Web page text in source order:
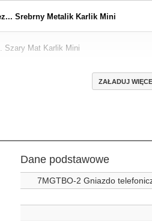
Srebrny Metalik Karlik Mini
Szary Mat Karlik Mini
ZAŁADUJ
Dane podstawowe
7MGTBO-2 Gniazdo